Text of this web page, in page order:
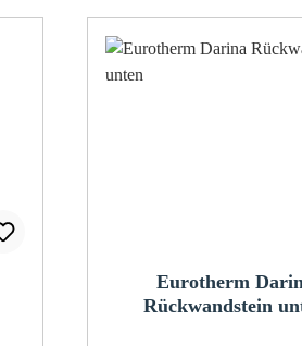
Eurotherm
Rückwandstein